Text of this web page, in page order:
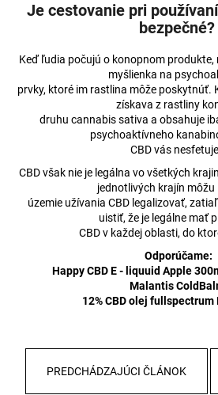
Je cestovanie pri
bezpečné?
Keď ľudia počujú o konopnom produkte,
myšlienka na
prvky, ktoré im rastlina môže poskytnúť.
získava z rastliny
druhu cannabis sativa a obsahuje
psychoaktívneho
CBD vás
CBD však nie je legálna vo všetkých
jednotlivých krajín môžu
územie užívania CBD legalizovať,
uistiť, že je legálne mať
CBD v každej oblasti, do
Odporúčame:
Happy CBD E - liquuid Apple
Malantis
12% CBD olej fullspectrum
PREDCHÁDZAJÚCI ČLÁNOK